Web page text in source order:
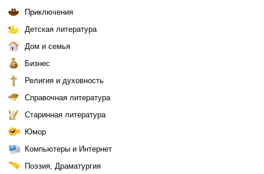
Приключения
Детская литература
Дом и семья
Бизнес
Религия и духовность
Справочная литература
Старинная литература
Юмор
Компьютеры и Интернет
Поэзия, Драматургия